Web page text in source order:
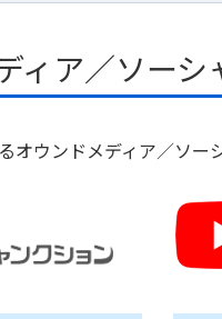
ィア／ソーシ
オウンドメディア／ソ